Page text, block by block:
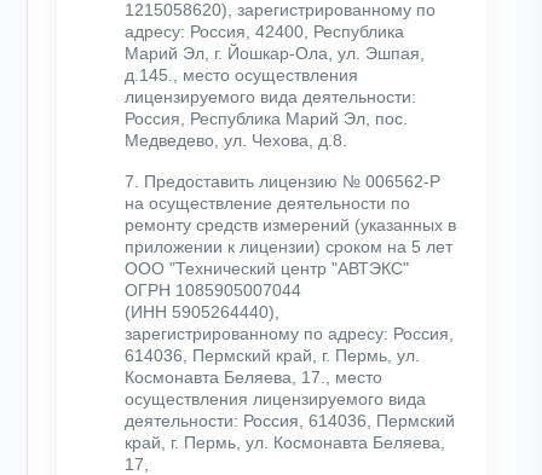
1215058620), зарегистрированному по
адресу: Россия, 42400, Республика
Марий Эл, г. Йошкар-Ола, ул. Эшпая,
д.145., место осуществления
лицензируемого вида деятельности:
Россия, Республика Марий Эл, пос.
Медведево, ул. Чехова, д.8.
7. Предоставить лицензию № 006562-Р
на осуществление деятельности по
ремонту средств измерений (указанных в
приложении к лицензии) сроком на 5 лет
ООО "Технический центр "АВТЭКС"
ОГРН 1085905007044
(ИНН 5905264440),
зарегистрированному по адресу: Россия,
614036, Пермский край, г. Пермь, ул.
Космонавта Беляева, 17., место
осуществления лицензируемого вида
деятельности: Россия, 614036, Пермский
край, г. Пермь, ул. Космонавта Беляева,
17,